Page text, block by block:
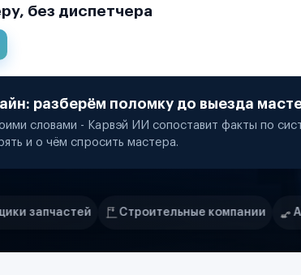
без диспетчера
разберём поломку до выезда
словами - Карвэй ИИ сопоставит факты по
и о чём спросить мастера.
компании Аренда спецтехники